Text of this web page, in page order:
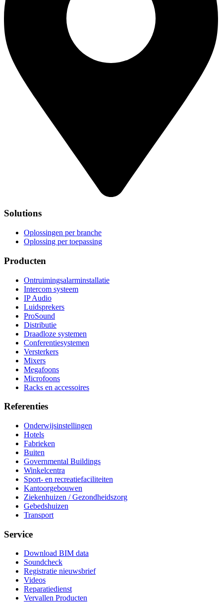
Solutions
Oplossingen per branche
Oplossing per toepassing
Producten
Ontruimingsalarminstallatie
Intercom systeem
IP Audio
Luidsprekers
ProSound
Distributie
Draadloze systemen
Conferentiesystemen
Versterkers
Mixers
Megafoons
Microfoons
Racks en accessoires
Referenties
Onderwijsinstellingen
Hotels
Fabrieken
Buiten
Governmental Buildings
Winkelcentra
Sport- en recreatiefaciliteiten
Kantoorgebouwen
Ziekenhuizen / Gezondheidszorg
Gebedshuizen
Transport
Service
Download BIM data
Soundcheck
Registratie nieuwsbrief
Videos
Reparatiedienst
Vervallen Producten